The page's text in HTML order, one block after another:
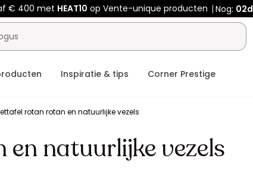
€ 400 met HEAT10 op Vente-unique producten Nog: 02d
Inspiratie & tips Corner Prestige
rotan rotan en natuurlijke vezels
natuurlijke vezels